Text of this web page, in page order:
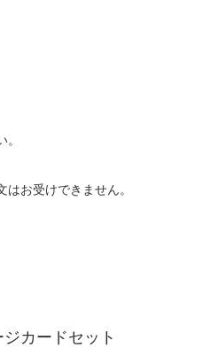
お受けできません。
カードセット